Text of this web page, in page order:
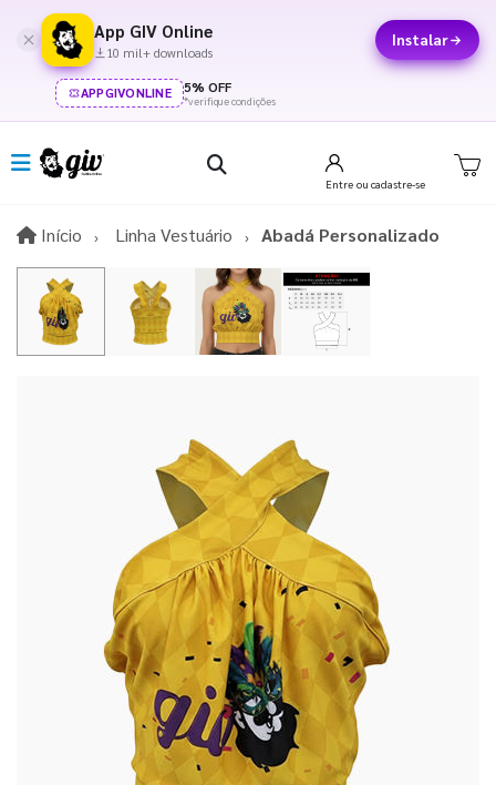
App GIV Online
10 mil+ downloads
Instalar
APPGIVONLINE 5% OFF
*verifique condições
Entre ou cadastre-se
Início InícioLinha Vestuário Abadá Personalizado